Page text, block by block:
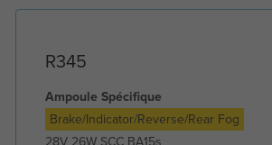
R345
Ampoule Spécifique
Brake/Indicator/Reverse/Rear Fog